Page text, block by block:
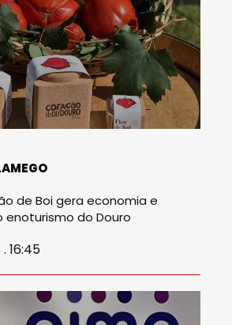
de Boi gera economia e
enoturismo do Douro
16:45